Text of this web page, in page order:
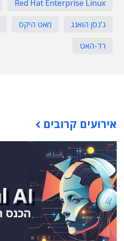
Red Hat Enterprise Linux
ג'נסן הואנג
מאט היקס
רד-האט
אירועים קרובים